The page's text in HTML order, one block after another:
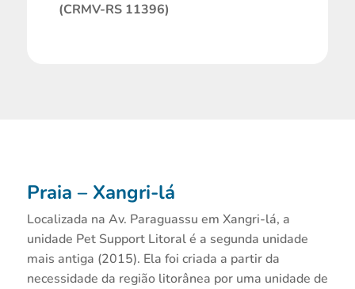
(CRMV-RS 11396)
Praia – Xangri-lá
Localizada na Av. Paraguassu em Xangri-lá, a
unidade Pet Support Litoral é a segunda unidade
mais antiga (2015). Ela foi criada a partir da
necessidade da região litorânea por uma unidade de